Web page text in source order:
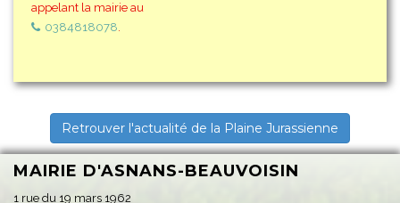
appelant la mairie au
0384818078.
Retrouver l'actualité de la Plaine Jurassienne
MAIRIE D'ASNANS-BEAUVOISIN
1 rue du 19 mars 1962